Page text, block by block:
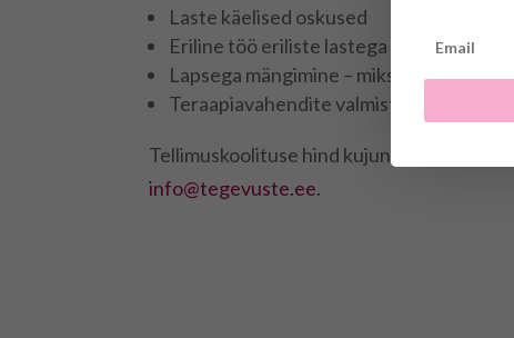
Laste käelised oskused
Eriline töö eriliste lastega
Lapsega mängimine – miks ja kuidas?
Teraapiavahendite valmistamine
Tellimuskoolituse hind kujuneb vastavalt
info@tegevuste.ee.